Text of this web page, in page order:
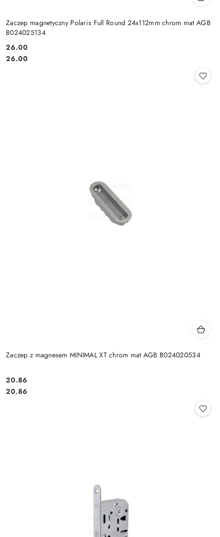
Zaczep magnetyczny Polaris Full Round 24x112mm chrom mat AGB
B024025134
Cena:
26.00
Cena:
26.00
Zaczep z magnesem MINIMAL XT chrom mat AGB B024020534
Cena:
20.86
Cena:
20.86